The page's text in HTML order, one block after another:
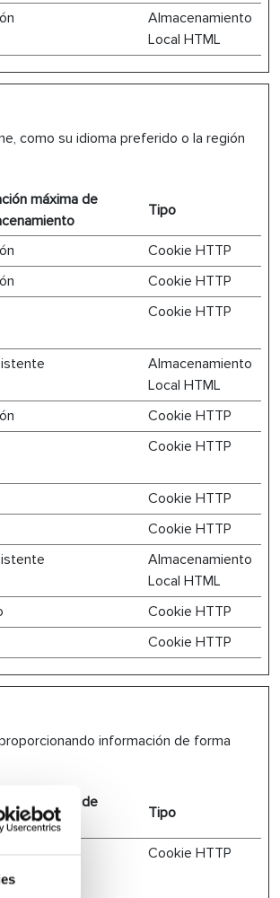
Almacenamiento
Local HTML
como su idioma preferido o la región
máxima de
Tipo
Cookie HTTP
Cookie HTTP
Cookie HTTP
Almacenamiento
Local HTML
Cookie HTTP
Cookie HTTP
Cookie HTTP
Cookie HTTP
Almacenamiento
Local HTML
Cookie HTTP
Cookie HTTP
información de forma
máxima de
Tipo
Cookie HTTP